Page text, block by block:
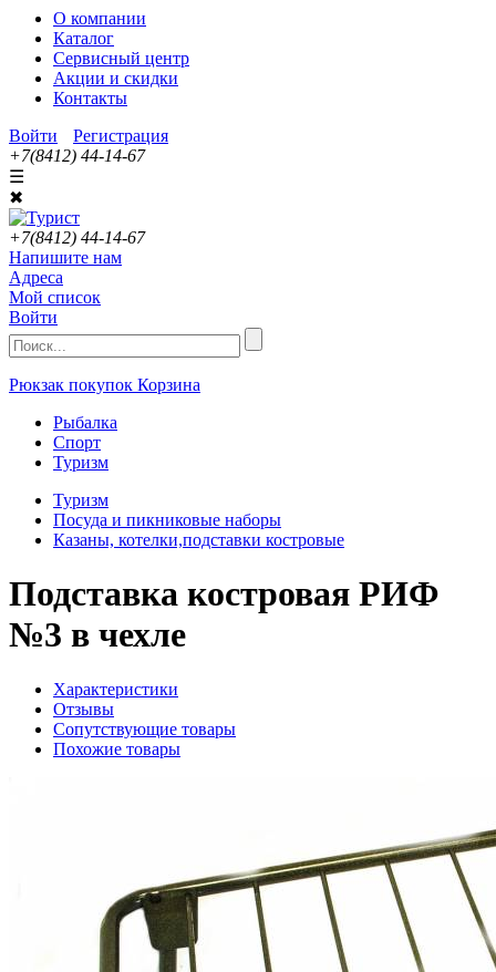
О компании
Каталог
Сервисный центр
Акции и скидки
Контакты
Войти
Регистрация
+7(8412) 44-14-67
☰
✖
+7(8412) 44-14-67
Напишите нам
Адреса
Мой список
Войти
Рюкзак покупок Корзина
Рыбалка
Спорт
Туризм
Туризм
Посуда и пикниковые наборы
Казаны, котелки,подставки костровые
Подставка костровая РИФ
№3 в чехле
Характеристики
Отзывы
Сопутствующие товары
Похожие товары